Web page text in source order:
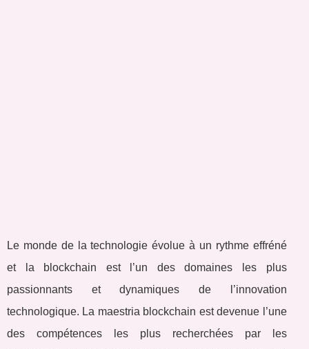
Le monde de la technologie évolue à un rythme effréné
et la blockchain est l’un des domaines les plus
passionnants et dynamiques de l’innovation
technologique. La maestria blockchain est devenue l’une
des compétences les plus recherchées par les